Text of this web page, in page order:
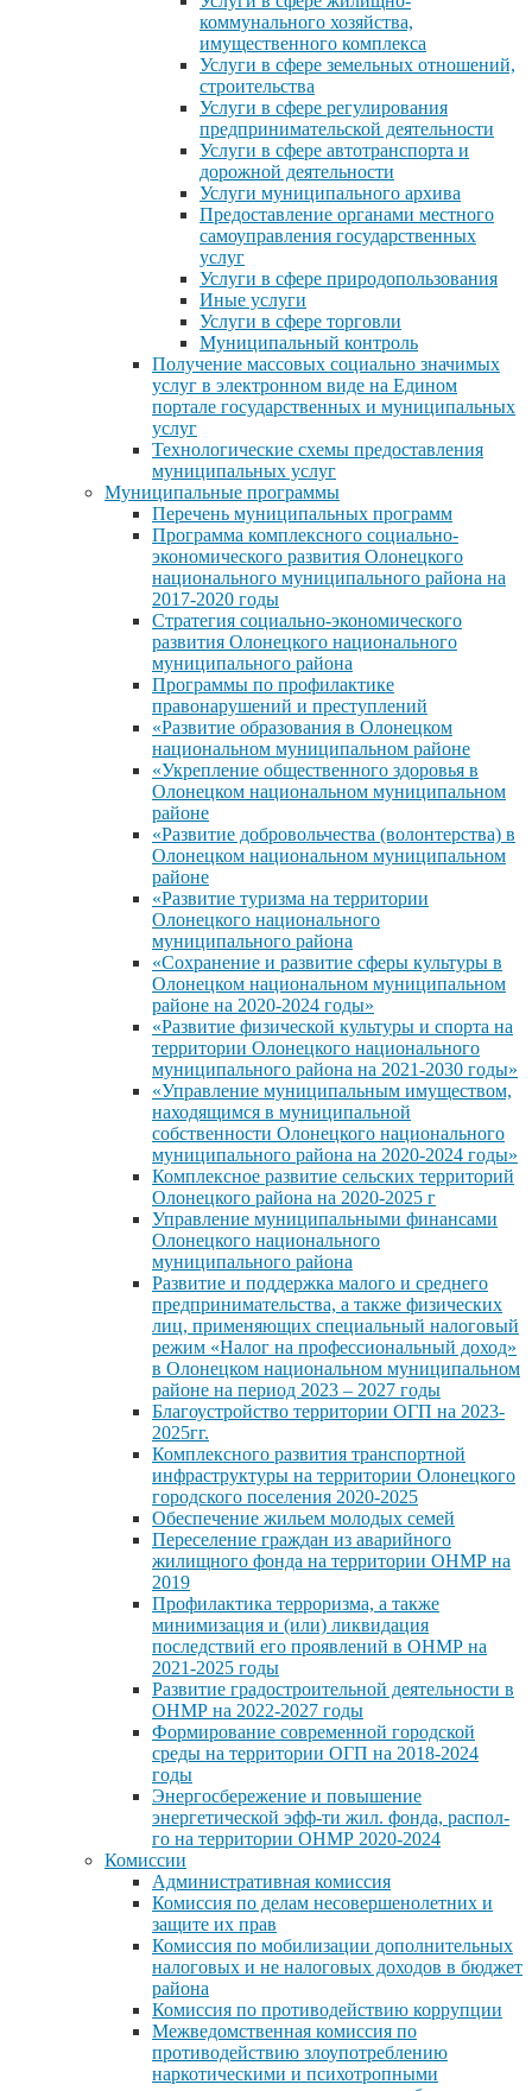
коммунального хозяйства,
имущественного комплекса
Услуги в сфере земельных отношений,
строительства
Услуги в сфере регулирования
предпринимательской деятельности
Услуги в сфере автотранспорта и
дорожной деятельности
Услуги муниципального архива
Предоставление органами местного
самоуправления государственных
услуг
Услуги в сфере природопользования
Иные услуги
Услуги в сфере торговли
Муниципальный контроль
Получение массовых социально значимых
услуг в электронном виде на Едином
портале государственных и муниципальных
услуг
Технологические схемы предоставления
муниципальных услуг
Муниципальные программы
Перечень муниципальных программ
Программа комплексного социально-
экономического развития Олонецкого
национального муниципального района на
2017-2020 годы
Стратегия социально-экономического
развития Олонецкого национального
муниципального района
Программы по профилактике
правонарушений и преступлений
«Развитие образования в Олонецком
национальном муниципальном районе
«Укрепление общественного здоровья в
Олонецком национальном муниципальном
районе
«Развитие добровольчества (волонтерства) в
Олонецком национальном муниципальном
районе
«Развитие туризма на территории
Олонецкого национального
муниципального района
«Сохранение и развитие сферы культуры в
Олонецком национальном муниципальном
районе на 2020-2024 годы»
«Развитие физической культуры и спорта на
территории Олонецкого национального
муниципального района на 2021-2030 годы»
«Управление муниципальным имуществом,
находящимся в муниципальной
собственности Олонецкого национального
муниципального района на 2020-2024 годы»
Комплексное развитие сельских территорий
Олонецкого района на 2020-2025 г
Управление муниципальными финансами
Олонецкого национального
муниципального района
Развитие и поддержка малого и среднего
предпринимательства, а также физических
лиц, применяющих специальный налоговый
режим «Налог на профессиональный доход»
в Олонецком национальном муниципальном
районе на период 2023 – 2027 годы
Благоустройство территории ОГП на 2023-
2025гг.
Комплексного развития транспортной
инфраструктуры на территории Олонецкого
городского поселения 2020-2025
Обеспечение жильем молодых семей
Переселение граждан из аварийного
жилищного фонда на территории ОНМР на
2019
Профилактика терроризма, а также
минимизация и (или) ликвидация
последствий его проявлений в ОНМР на
2021-2025 годы
Развитие градостроительной деятельности в
ОНМР на 2022-2027 годы
Формирование современной городской
среды на территории ОГП на 2018-2024
годы
Энергосбережение и повышение
энергетической эфф-ти жил. фонда, распол-
го на территории ОНМР 2020-2024
Комиссии
Административная комиссия
Комиссия по делам несовершенолетних и
защите их прав
Комиссия по мобилизации дополнительных
налоговых и не налоговых доходов в бюджет
района
Комиссия по противодействию коррупции
Межведомственная комиссия по
противодействию злоупотреблению
наркотическими и психотропными